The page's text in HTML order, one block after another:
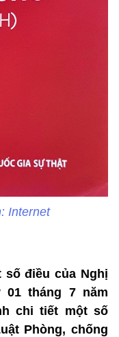
Internet
điều của Nghị
01 tháng 7 năm
chi tiết một số
Phòng, chống